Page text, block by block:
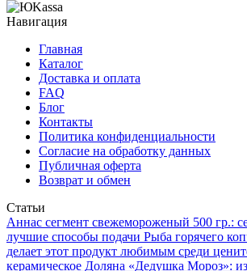
Навигация
Главная
Каталог
Доставка и оплата
FAQ
Блог
Контакты
Политика конфиденциальности
Согласие на обработку данных
Публичная оферта
Возврат и обмен
Статьи
Аннаc сегмент свежемороженый 500 гр.:
лучшие способы подачи Рыба горячего
делает этот продукт любимым среди
керамическое Доляна «Дедушка Мороз»: